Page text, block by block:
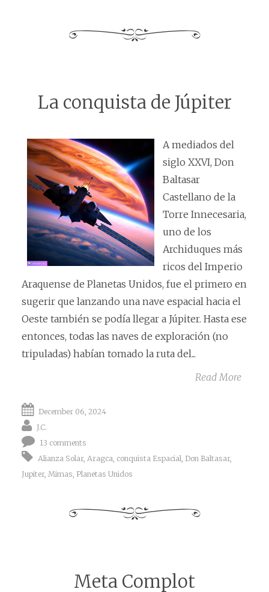
La conquista de Júpiter
A mediados del
siglo XXVI, Don
Baltasar
Castellano de la
Torre Innecesaria,
uno de los
Archiduques más
ricos del Imperio
Araquense de Planetas Unidos, fue el primero en
sugerir que lanzando una nave espacial hacia el
Oeste también se podía llegar a Júpiter. Hasta ese
entonces, todas las naves de exploración (no
tripuladas) habían tomado la ruta del...
Read More
December 06, 2024
J.C.
13 comments
Alianza Solar, Aragca conquista Espacial Don Baltasar,
Jupiter, Mimas Planetas Unidos
Meta Complot